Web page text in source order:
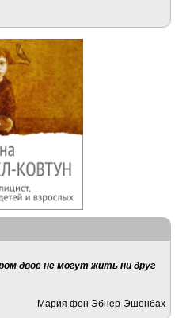
двое не могут жить ни друг
Мария фон Эбнер-Эшенбах